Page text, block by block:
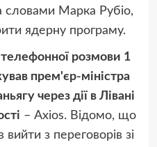
Марка Рубіо,
ядерну програму.
розмови 1
прем'єр-міністра
через дії в Лівані
– Axios. Відомо, що
з переговорів зі